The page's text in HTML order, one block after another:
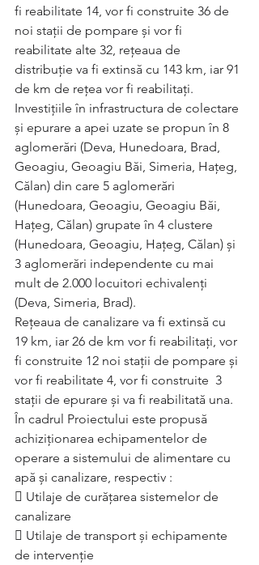
fi reabilitate 14, vor fi construite 36 de
noi stații de pompare și vor fi
reabilitate alte 32, rețeaua de
distribuție va fi extinsă cu 143 km, iar 91
de km de rețea vor fi reabilitați.
Investițiile în infrastructura de colectare
și epurare a apei uzate se propun în 8
aglomerări (Deva, Hunedoara, Brad,
Geoagiu, Geoagiu Băi, Simeria, Hațeg,
Călan) din care 5 aglomerări
(Hunedoara, Geoagiu, Geoagiu Băi,
Hațeg, Călan) grupate în 4 clustere
(Hunedoara, Geoagiu, Hațeg, Călan) și
3 aglomerări independente cu mai
mult de 2.000 locuitori echivalenți
(Deva, Simeria, Brad).
Rețeaua de canalizare va fi extinsă cu
19 km, iar 26 de km vor fi reabilitați, vor
fi construite 12 noi stații de pompare și
vor fi reabilitate 4, vor fi construite  3
stații de epurare și va fi reabilitată una.
În cadrul Proiectului este propusă
achiziționarea echipamentelor de
operare a sistemului de alimentare cu
apă și canalizare, respectiv :
 Utilaje de curățarea sistemelor de
canalizare
 Utilaje de transport și echipamente
de intervenție